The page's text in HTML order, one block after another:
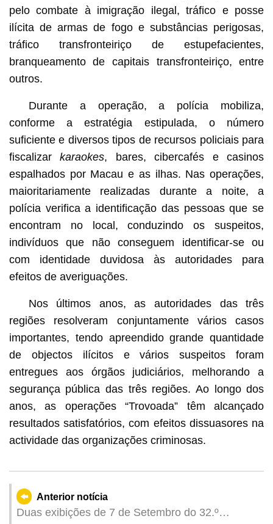
pelo combate à imigração ilegal, tráfico e posse
ilícita de armas de fogo e substâncias perigosas,
tráfico transfronteiriço de estupefacientes,
branqueamento de capitais transfronteiriço, entre
outros.
Durante a operação, a polícia mobiliza,
conforme a estratégia estipulada, o número
suficiente e diversos tipos de recursos policiais para
fiscalizarkaraokes, bares, cibercafés e casinos
espalhados por Macau e as ilhas. Nas operações,
maioritariamente realizadas durante a noite, a
polícia verifica a identificação das pessoas que se
encontram no local, conduzindo os suspeitos,
indivíduos que não conseguem identificar-se ou
com identidade duvidosa às autoridades para
efeitos de averiguações.
Nos últimos anos, as autoridades das três
regiões resolveram conjuntamente vários casos
importantes, tendo apreendido grande quantidade
de objectos ilícitos e vários suspeitos foram
entregues aos órgãos judiciários, melhorando a
segurança pública das três regiões. Ao longo dos
anos, as operações “Trovoada” têm alcançado
resultados satisfatórios, com efeitos dissuasores na
actividade das organizações criminosas.
Anterior notícia
Duas exibições de 7 de Setembro do 32.º